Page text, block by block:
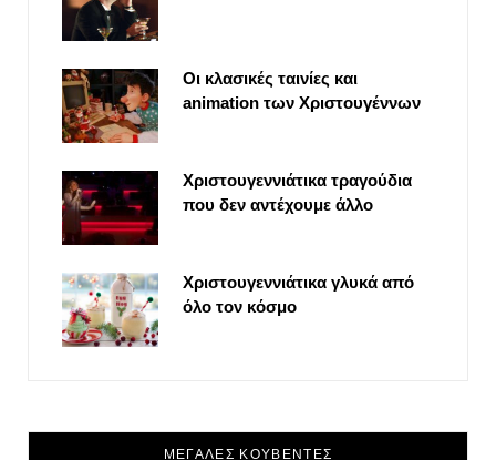
Οι κλασικές ταινίες και
animation των Χριστουγέννων
Χριστουγεννιάτικα τραγούδια
που δεν αντέχουμε άλλο
Χριστουγεννιάτικα γλυκά από
όλο τον κόσμο
ΜΕΓΑΛΕΣ ΚΟΥΒΕΝΤΕΣ